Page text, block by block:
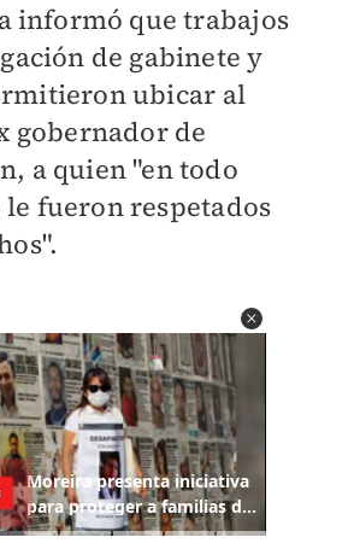
informó que trabajos
de gabinete y
ubicar al
gobernador de
a quien "en todo
fueron respetados